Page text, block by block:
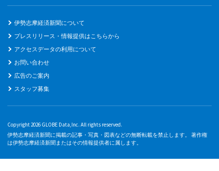
伊勢志摩経済新聞について
プレスリリース・情報提供はこちらから
アクセスデータの利用について
お問い合わせ
広告のご案内
スタッフ募集
Copyright 2026 GLOBE Data,Inc. All rights reserved.
伊勢志摩経済新聞に掲載の記事・写真・図表などの無断転載を禁止します。 著作権
は伊勢志摩経済新聞またはその情報提供者に属します。